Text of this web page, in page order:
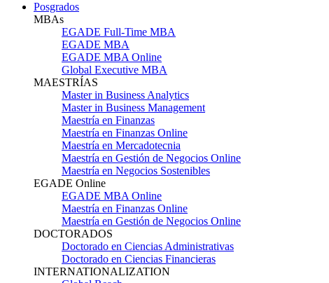
Posgrados
MBAs
EGADE Full-Time MBA
EGADE MBA
EGADE MBA Online
Global Executive MBA
MAESTRÍAS
Master in Business Analytics
Master in Business Management
Maestría en Finanzas
Maestría en Finanzas Online
Maestría en Mercadotecnia
Maestría en Gestión de Negocios Online
Maestría en Negocios Sostenibles
EGADE Online
EGADE MBA Online
Maestría en Finanzas Online
Maestría en Gestión de Negocios Online
DOCTORADOS
Doctorado en Ciencias Administrativas
Doctorado en Ciencias Financieras
INTERNATIONALIZATION